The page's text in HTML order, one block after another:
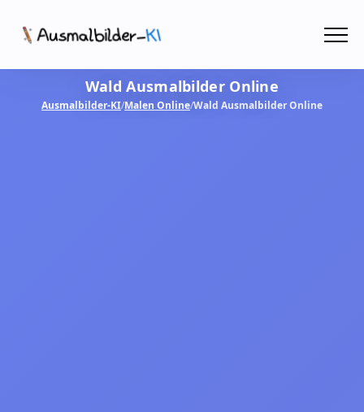
AusmalbilderWald Ausmalbilder Online
Ausmalbilder-KI/Malen Online/Wald Ausmalbilder Online